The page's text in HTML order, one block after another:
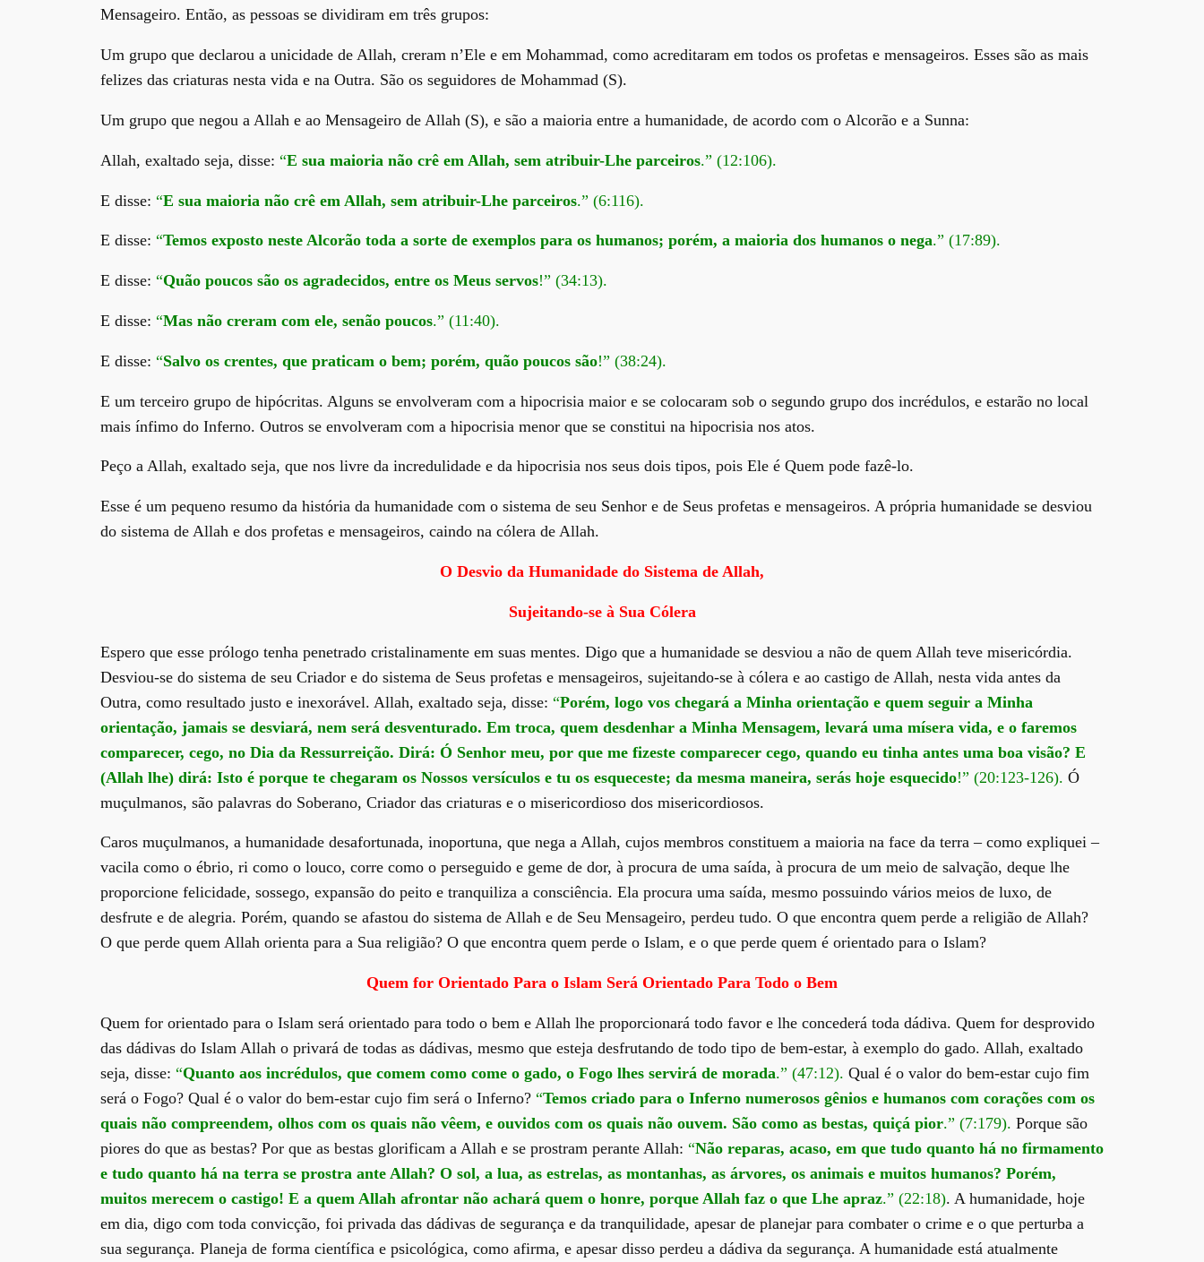
Mensageiro. Então, as pessoas se dividiram em três grupos:
Um grupo que declarou a unicidade de Allah, creram n’Ele e em Mohammad, como acreditaram em todos os profetas e mensageiros. Esses são as mais
felizes das criaturas nesta vida e na Outra. São os seguidores de Mohammad (S).
Um grupo que negou a Allah e ao Mensageiro de Allah (S), e são a maioria entre a humanidade, de acordo com o Alcorão e a Sunna:
Allah, exaltado seja, disse: “E sua maioria não crê em Allah, sem atribuir-Lhe parceiros.” (12:106).
E disse: “E sua maioria não crê em Allah, sem atribuir-Lhe parceiros.” (6:116).
E disse: “Temos exposto neste Alcorão toda a sorte de exemplos para os humanos; porém, a maioria dos humanos o nega.” (17:89).
E disse: “Quão poucos são os agradecidos, entre os Meus servos!” (34:13).
E disse: “Mas não creram com ele, senão poucos.” (11:40).
E disse: “Salvo os crentes, que praticam o bem; porém, quão poucos são!” (38:24).
E um terceiro grupo de hipócritas. Alguns se envolveram com a hipocrisia maior e se colocaram sob o segundo grupo dos incrédulos, e estarão no local
mais ínfimo do Inferno. Outros se envolveram com a hipocrisia menor que se constitui na hipocrisia nos atos.
Peço a Allah, exaltado seja, que nos livre da incredulidade e da hipocrisia nos seus dois tipos, pois Ele é Quem pode fazê-lo.
Esse é um pequeno resumo da história da humanidade com o sistema de seu Senhor e de Seus profetas e mensageiros. A própria humanidade se desviou
do sistema de Allah e dos profetas e mensageiros, caindo na cólera de Allah.
O Desvio da Humanidade do Sistema de Allah,
Sujeitando-se à Sua Cólera
Espero que esse prólogo tenha penetrado cristalinamente em suas mentes. Digo que a humanidade se desviou a não de quem Allah teve misericórdia.
Desviou-se do sistema de seu Criador e do sistema de Seus profetas e mensageiros, sujeitando-se à cólera e ao castigo de Allah, nesta vida antes da
Outra, como resultado justo e inexorável. Allah, exaltado seja, disse: “Porém, logo vos chegará a Minha orientação e quem seguir a Minha
orientação, jamais se desviará, nem será desventurado. Em troca, quem desdenhar a Minha Mensagem, levará uma mísera vida, e o faremos
comparecer, cego, no Dia da Ressurreição. Dirá: Ó Senhor meu, por que me fizeste comparecer cego, quando eu tinha antes uma boa visão? E
(Allah lhe) dirá: Isto é porque te chegaram os Nossos versículos e tu os esqueceste; da mesma maneira, serás hoje esquecido!” (20:123-126). Ó
muçulmanos, são palavras do Soberano, Criador das criaturas e o misericordioso dos misericordiosos.
Caros muçulmanos, a humanidade desafortunada, inoportuna, que nega a Allah, cujos membros constituem a maioria na face da terra – como expliquei –
vacila como o ébrio, ri como o louco, corre como o perseguido e geme de dor, à procura de uma saída, à procura de um meio de salvação, deque lhe
proporcione felicidade, sossego, expansão do peito e tranquiliza a consciência. Ela procura uma saída, mesmo possuindo vários meios de luxo, de
desfrute e de alegria. Porém, quando se afastou do sistema de Allah e de Seu Mensageiro, perdeu tudo. O que encontra quem perde a religião de Allah?
O que perde quem Allah orienta para a Sua religião? O que encontra quem perde o Islam, e o que perde quem é orientado para o Islam?
Quem for Orientado Para o Islam Será Orientado Para Todo o Bem
Quem for orientado para o Islam será orientado para todo o bem e Allah lhe proporcionará todo favor e lhe concederá toda dádiva. Quem for desprovido
das dádivas do Islam Allah o privará de todas as dádivas, mesmo que esteja desfrutando de todo tipo de bem-estar, à exemplo do gado. Allah, exaltado
seja, disse: “Quanto aos incrédulos, que comem como come o gado, o Fogo lhes servirá de morada.” (47:12). Qual é o valor do bem-estar cujo fim
será o Fogo? Qual é o valor do bem-estar cujo fim será o Inferno? “Temos criado para o Inferno numerosos gênios e humanos com corações com os
quais não compreendem, olhos com os quais não vêem, e ouvidos com os quais não ouvem. São como as bestas, quiçá pior.” (7:179). Porque são
piores do que as bestas? Por que as bestas glorificam a Allah e se prostram perante Allah: “Não reparas, acaso, em que tudo quanto há no firmamento
e tudo quanto há na terra se prostra ante Allah? O sol, a lua, as estrelas, as montanhas, as árvores, os animais e muitos humanos? Porém,
muitos merecem o castigo! E a quem Allah afrontar não achará quem o honre, porque Allah faz o que Lhe apraz.” (22:18). A humanidade, hoje
em dia, digo com toda convicção, foi privada das dádivas de segurança e da tranquilidade, apesar de planejar para combater o crime e o que perturba a
sua segurança. Planeja de forma científica e psicológica, como afirma, e apesar disso perdeu a dádiva da segurança. A humanidade está atualmente